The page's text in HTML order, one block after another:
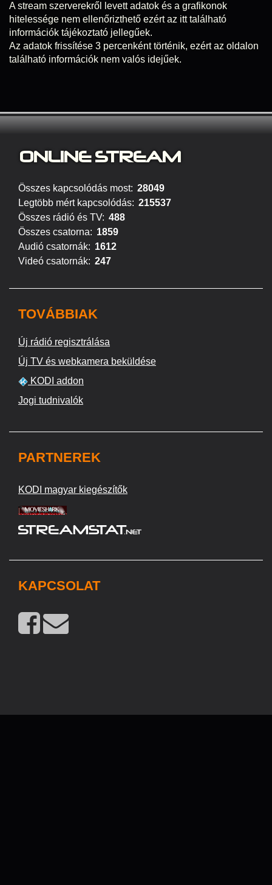
A stream szerverekről levett adatok és a grafikonok
hitelessége nem ellenőrizthető ezért az itt található
információk tájékoztató jellegűek.
Az adatok frissítése 3 percenként történik, ezért az oldalon
található információk nem valós idejűek.
ONLINE STREAM
Összes kapcsolódás most: 28049
Legtöbb mért kapcsolódás: 215537
Összes rádió és TV: 488
Összes csatorna: 1859
Audió csatornák: 1612
Videó csatornák: 247
TOVÁBBIAK
Új rádió regisztrálása
Új TV és webkamera beküldése
KODI addon
Jogi tudnivalók
PARTNEREK
KODI magyar kiegészítők
KAPCSOLAT